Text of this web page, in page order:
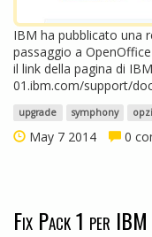
IBM ha pubblicato una
passaggio a
il link della pagina di
01.ibm.com/support/
upgrade symphony
May 7 2014 0
Fix Pack 1 per